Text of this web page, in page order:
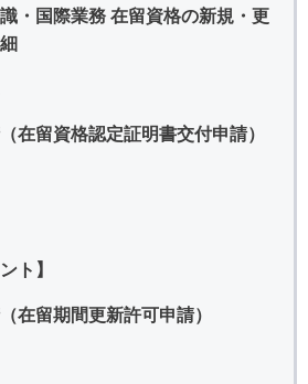
・国際業務 在留資格の新規・更
在留資格認定証明書交付申請）
ト】
在留期間更新許可申請）